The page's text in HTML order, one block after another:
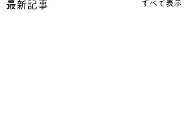
最新記事 すべて表示